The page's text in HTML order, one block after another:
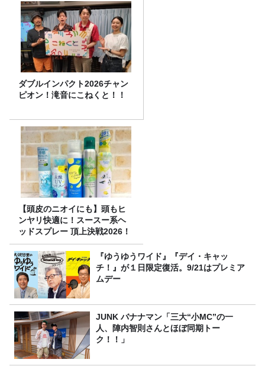
ダブルインパクト2026チャン
ピオン！滝音にこねくと！！
【頭皮のニオイにも】頭もヒ
ンヤリ快適に！スースー系ヘ
ッドスプレー 頂上決戦2026！
『ゆうゆうワイド』『デイ・キャッ
チ！』が１日限定復活。9/21はプレミア
ムデー
JUNK バナナマン「三大“小MC”の一
人、陣内智則さんとほぼ同期トー
ク！！」